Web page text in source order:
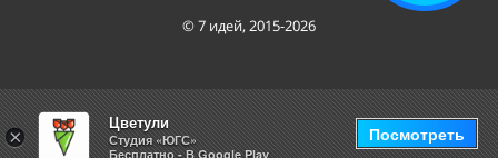
© 7 идей, 2015-2026
×
Цветули
Студия «ЮГС»
Бесплатно - В Google Play
Посмотреть